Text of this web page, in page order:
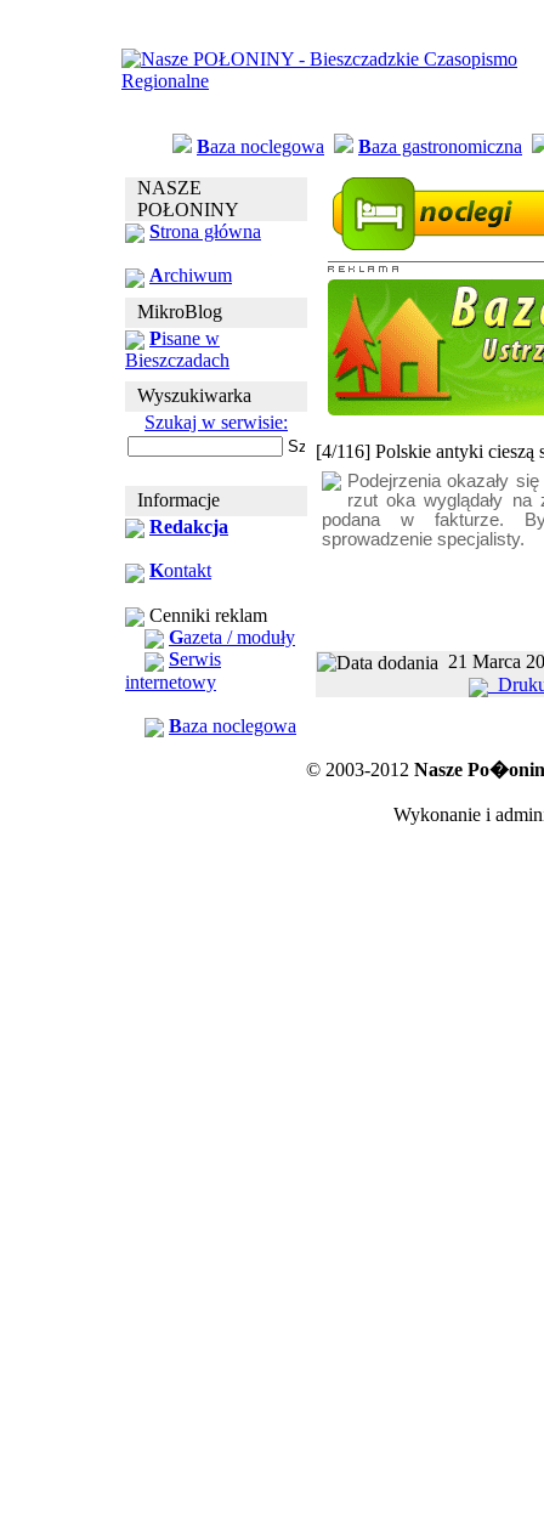
Baza noclegowa Baza gastronomiczna
NASZE
POŁONINY
Strona główna
Archiwum
MikroBlog
Pisane w
Bieszczadach
Wyszukiwarka
Szukaj w serwisie:
Informacje
Redakcja
Kontakt
Cenniki reklam
Gazeta / moduły
Serwis
internetowy
Baza noclegowa
[4/116] Polskie antyki cieszą
Podejrzenia okazały
rzut oka wyglądały
podana w fakturze.
sprowadzenie specjalisty.
21
© 2003-2012 Nasze
Wykonanie i